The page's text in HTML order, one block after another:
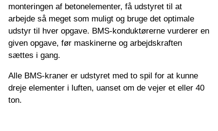
monteringen af betonelementer, få udstyret til at
arbejde så meget som muligt og bruge det optimale
udstyr til hver opgave. BMS-konduktørerne vurderer en
given opgave, før maskinerne og arbejdskraften
sættes i gang.
Alle BMS-kraner er udstyret med to spil for at kunne
dreje elementer i luften, uanset om de vejer et eller 40
ton.